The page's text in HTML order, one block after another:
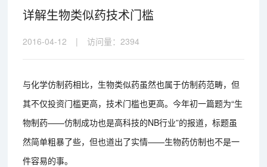
详解生物类似药技术门槛
2016-04-12 | 访问量： 2394
与化学仿制药相比，生物类似药虽然也属于仿制药范畴，但
其不仅投资门槛更高，技术门槛也更高。今年初一篇题为“生
物制药——仿制成功也是高科技的NB行业”的报道，标题虽
然简单粗暴了些，但也道出了实情——生物药仿制也不是一
件容易的事。